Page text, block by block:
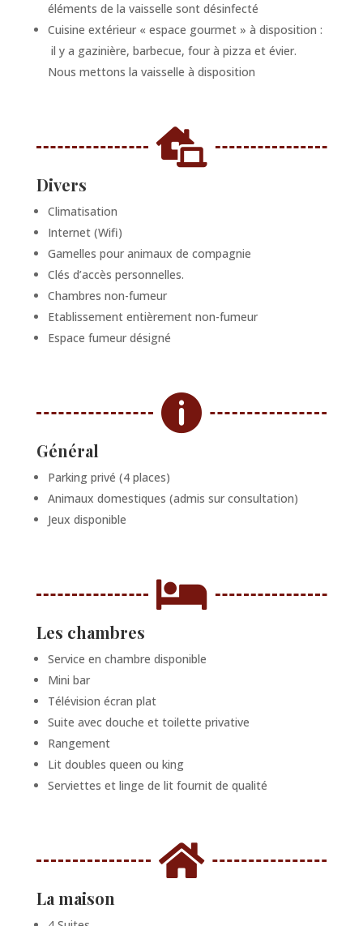
éléments de la vaisselle sont désinfecté
Cuisine extérieur « espace gourmet » à disposition :
il y a gazinière, barbecue, four à pizza et évier.
Nous mettons la vaisselle à disposition

Divers
Climatisation
Internet (Wifi)
Gamelles pour animaux de compagnie
Clés d’accès personnelles.
Chambres non-fumeur
Etablissement entièrement non-fumeur
Espace fumeur désigné

Général
Parking privé (4 places)
Animaux domestiques (admis sur consultation)
Jeux disponible

Les chambres
Service en chambre disponible
Mini bar
Télévision écran plat
Suite avec douche et toilette privative
Rangement
Lit doubles queen ou king
Serviettes et linge de lit fournit de qualité

La maison